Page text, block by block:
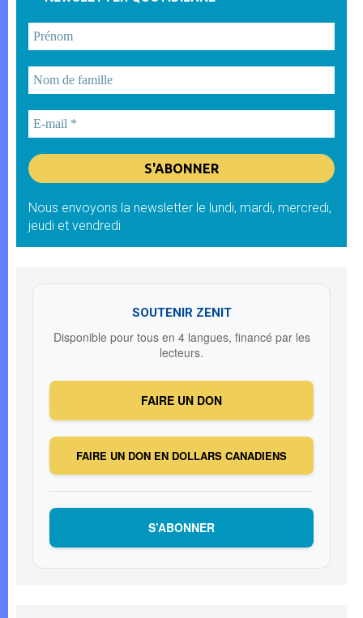
Nous envoyons la newsletter le lundi, mardi, mercredi,
jeudi et vendredi
SOUTENIR ZENIT
Disponible pour tous en 4 langues, financé par les
lecteurs.
FAIRE UN DON
FAIRE UN DON EN DOLLARS CANADIENS
S’ABONNER